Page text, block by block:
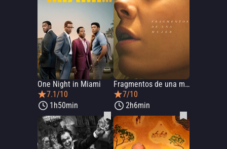
One Night in Miami
7.1/10
1h50min
Fragmentos de una mujer
7/10
2h6min